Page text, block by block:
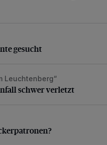
gesucht
gesucht
schwer verletzt
Leuchtenberg“
schwer verletzt